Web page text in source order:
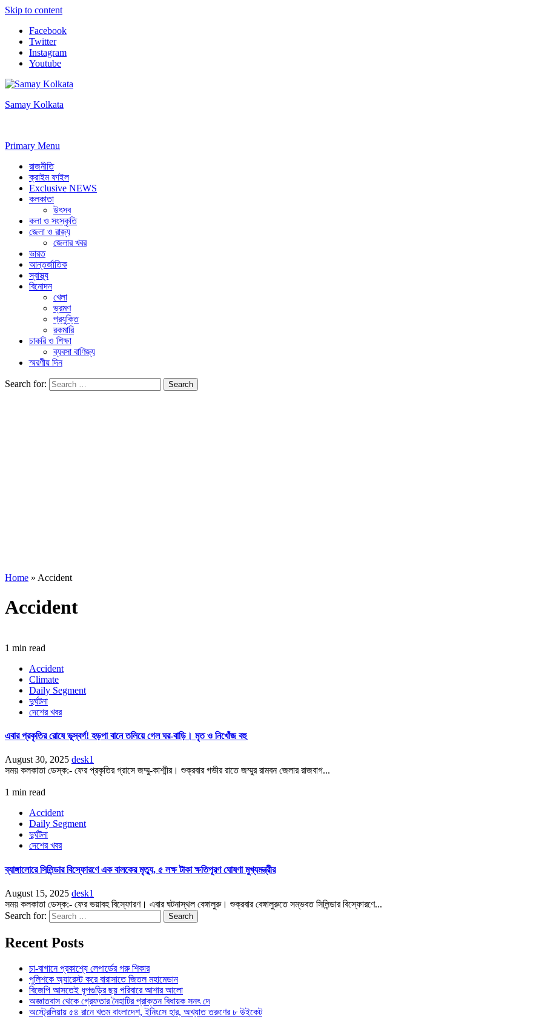
Skip to content
Facebook
Twitter
Instagram
Youtube
Samay Kolkata
Primary Menu
রাজনীতি
ক্রাইম ফাইল
Exclusive NEWS
কলকাতা
উৎসব
কলা ও সংস্কৃতি
জেলা ও রাজ্য
জেলার খবর
ভারত
আন্তর্জাতিক
স্বাস্থ্য
বিনোদন
খেলা
ভ্রমণ
প্রযুক্তি
রকমারি
চাকরি ও শিক্ষা
ব্যবসা বাণিজ্য
স্মরণীয় দিন
Search for:
Home » Accident
Accident
1 min read
Accident
Climate
Daily Segment
দুর্ঘটনা
দেশের খবর
এবার প্রকৃতির রোষে ভূস্বর্গ! হড়পা বানে তলিয়ে গেল ঘর-বাড়ি। মৃত ও নিখোঁজ বহু
August 30, 2025 desk1
সময় কলকাতা ডেস্ক:- ফের প্রকৃতির গ্রাসে জম্মু-কাশ্মীর। শুক্রবার গভীর রাতে জম্মুর রামবন জেলার রাজবাগ...
1 min read
Accident
Daily Segment
দুর্ঘটনা
দেশের খবর
ব্যাঙ্গালোরে সিলিন্ডার বিস্ফোরণে এক বালকের মৃত্যু, ৫ লক্ষ টাকা ক্ষতিপূরণ ঘোষণা মুখ্যমন্ত্রীর
August 15, 2025 desk1
সময় কলকাতা ডেস্ক:- ফের ভয়াবহ বিস্ফোরণ। এবার ঘটনাস্থল বেঙ্গালুরু। শুক্রবার বেঙ্গালুরুতে সম্ভবত সিলিন্ডার বিস্ফোরণে...
Search for:
Recent Posts
চা-বাগানে প্রকাশ্যে লেপার্ডের গরু শিকার
পুলিশকে অ্যারেস্ট করে বারাসাতে জিতল মহামেডান
বিজেপি আসতেই ধূপগুড়ির ছয় পরিবারে আশার আলো
অজ্ঞাতবাস থেকে গ্রেফতার নৈহাটির প্রাক্তন বিধায়ক সনৎ দে
অস্ট্রেলিয়ায় ৫৪ রানে খতম বাংলাদেশ, ইনিংসে হার, অখ্যাত তরুণের ৮ উইকেট